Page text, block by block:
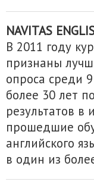
NAVITAS
В 2011 году
признаны
опроса среди
более 30 лет
результатов в
прошедшие
английского
в один из